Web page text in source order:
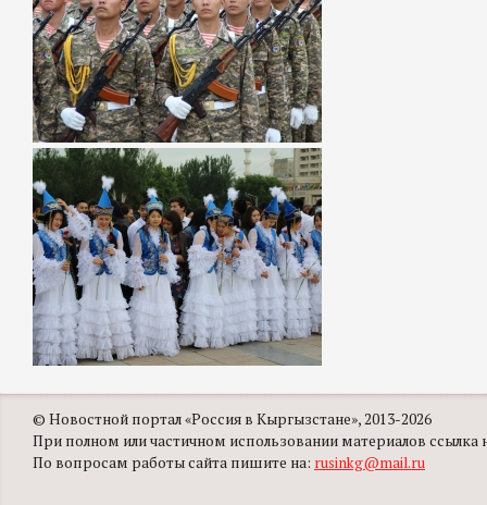
© Новостной портал «Россия в Кыргызстане», 2013-2026
При полном или частичном использовании материалов ссылка
По вопросам работы сайта пишите на: rusinkg@mail.ru